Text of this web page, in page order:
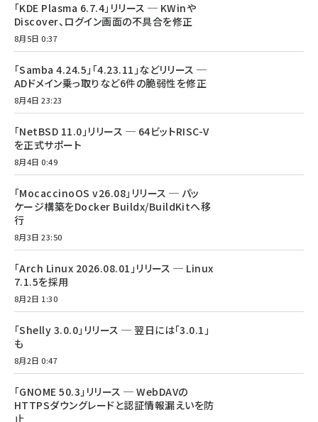
「KDE Plasma 6.7.4」リリース ─ KWinや
Discover、ログイン画面の不具合を修正
8月5日 0:37
「Samba 4.24.5」「4.23.11」などリリース ─
ADドメイン乗っ取りなど6件の脆弱性を修正
8月4日 23:23
「NetBSD 11.0」リリース ─ 64ビットRISC-V
を正式サポート
8月4日 0:49
「MocaccinoOS v26.08」リリース ─ パッ
ケージ構築をDocker Buildx/BuildKitへ移
行
8月3日 23:50
「Arch Linux 2026.08.01」リリース ─ Linux
7.1.5を採用
8月2日 1:30
「Shelly 3.0.0」リリース ─ 翌日には「3.0.1」
も
8月2日 0:47
「GNOME 50.3」リリース ─ WebDAVの
HTTPSダウングレードと認証情報漏えいを防
止